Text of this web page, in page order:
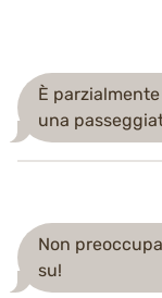
È
una
Non
su!